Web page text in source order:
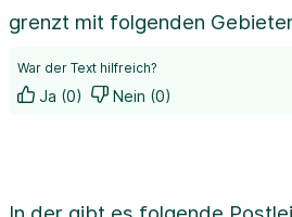
grenzt mit folgenden
War der Text hilfreich?
Ja (0) Nein (0)